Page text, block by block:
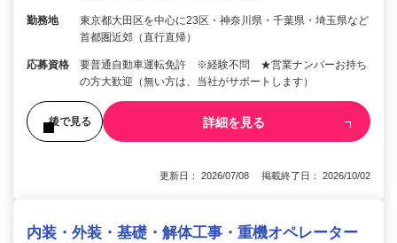
勤務地
東京都大田区を中心に23区・神奈川県・千葉県・埼玉県など
首都圏近郊（直行直帰）
応募資格
要普通自動車運転免許 ※経験不問 ★営業ナンバーお持ち
の方大歓迎（無い方は、当社がサポートします）
後で見る 詳細を見る
更新日： 2026/07/08 掲載終了日： 2026/10/02
内装・外装・基礎・解体工事・重機オペレーター